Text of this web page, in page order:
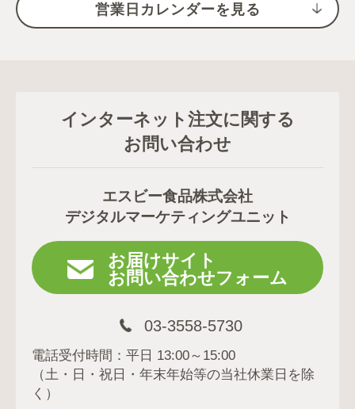
営業日カレンダーを見る
インターネット注文に関する
お問い合わせ
エスビー食品株式会社
デジタルマーケティングユニット
お届けサイト
お問い合わせフォーム
03-3558-5730
電話受付時間：平日 13:00～15:00
（土・日・祝日・年末年始等の当社休業日を除
く）